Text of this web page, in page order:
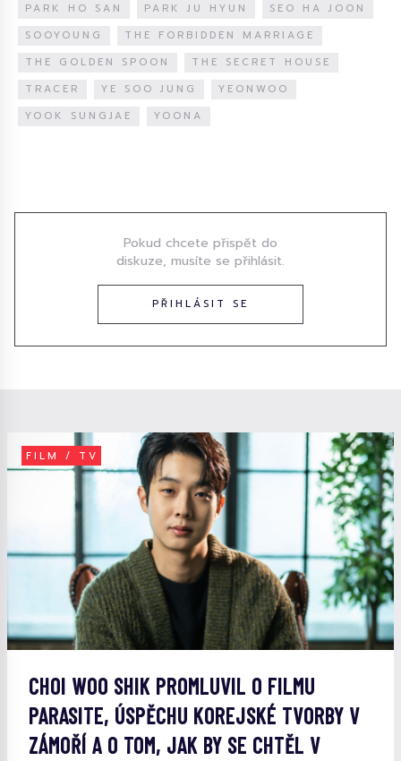
PARK HO SAN
PARK JU HYUN
SEO HA JOON
SOOYOUNG
THE FORBIDDEN MARRIAGE
THE GOLDEN SPOON
THE SECRET HOUSE
TRACER
YE SOO JUNG
YEONWOO
YOOK SUNGJAE
YOONA
Pokud chcete přispět do
diskuze, musíte se přihlásit.
PŘIHLÁSIT SE
FILM / TV
CHOI WOO SHIK PROMLUVIL O FILMU
PARASITE, ÚSPĚCHU KOREJSKÉ TVORBY V
ZÁMOŘÍ A O TOM, JAK BY SE CHTĚL V